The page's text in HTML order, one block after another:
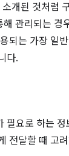
소개된 것처럼
관리되는 경
되는 가장 일
다.
필요로 하는
전달할 때 고